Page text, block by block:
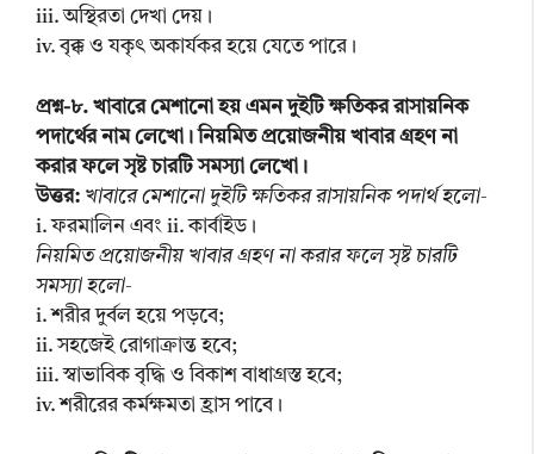
iii. অস্থিরতা দেখা দেয়।
iv. বৃক্ক ও যকৃৎ অকার্যকর হয়ে যেতে পারে।
প্রশ্ন-৮. খাবারে মেশানো হয় এমন দুইটি ক্ষতিকর রাসায়নিক
পদার্থের নাম লেখো। নিয়মিত প্রয়োজনীয় খাবার গ্রহণ না
করার ফলে সৃষ্ট চারটি সমস্যা লেখো।
উত্তর: খাবারে মেশানো দুইটি ক্ষতিকর রাসায়নিক পদার্থ হলো-
i. ফরমালিন এবং ii. কাৰ্বাইড।
নিয়মিত প্রয়োজনীয় খাবার গ্রহণ না করার ফলে সৃষ্ট চারটি
সমস্যা হলো-
i. শরীর দুর্বল হয়ে পড়বে;
ii. সহজেই রোগাক্রান্ত হবে;
iii. স্বাভাবিক বৃদ্ধি ও বিকাশ বাধাগ্রস্ত হবে;
iv. শরীরের কর্মক্ষমতা হ্রাস পাবে।